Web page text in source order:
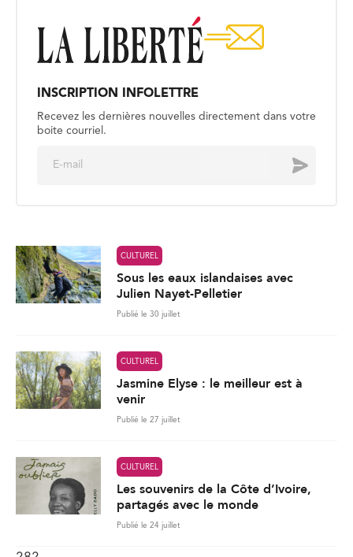
INSCRIPTION INFOLETTRE
Recevez les dernières nouvelles directement dans votre
boite courriel.
Envoyer
CULTUREL
Sous les eaux islandaises avec
Julien Nayet-Pelletier
Publié le 30 juillet
CULTUREL
Jasmine Elyse : le meilleur est à
venir
Publié le 27 juillet
CULTUREL
Les souvenirs de la Côte d’Ivoire,
partagés avec le monde
Publié le 24 juillet